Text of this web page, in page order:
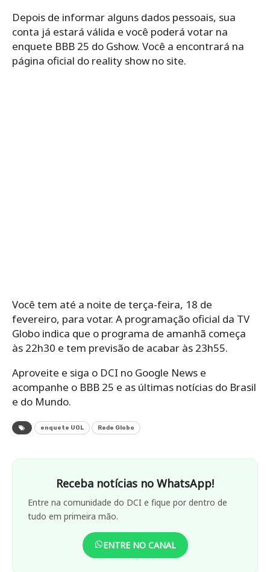
Depois de informar alguns dados pessoais, sua
conta já estará válida e você poderá votar na
enquete BBB 25 do Gshow. Você a encontrará na
página oficial do reality show no site.
Você tem até a noite de terça-feira, 18 de
fevereiro, para votar. A programação oficial da TV
Globo indica que o programa de amanhã começa
às 22h30 e tem previsão de acabar às 23h55.
Aproveite e siga o DCI no Google News e
acompanhe o BBB 25 e as últimas notícias do Brasil
e do Mundo.
enquete UOL Rede Globo
Receba notícias no WhatsApp!
Entre na comunidade do DCI e fique por dentro de
tudo em primeira mão.
ENTRE NO CANAL